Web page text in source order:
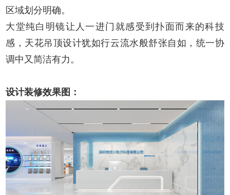
区域划分明确。
大堂纯白明镜让人一进门就感受到扑面而来的科技
感，天花吊顶设计犹如行云流水般舒张自如，统一协
调中又简洁有力。
设计装修效果图：